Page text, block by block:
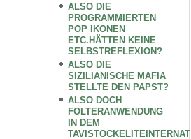
ALSO DIE
PROGRAMMIERTEN
POP IKONEN
ETC.HÄTTEN KEINE
SELBSTREFLEXION?
ALSO DIE
SIZILIANISCHE MAFIA
STELLTE DEN PAPST?
ALSO DOCH
FOLTERANWENDUNG
IN DEM
TAVISTOCKELITEINTERNAT